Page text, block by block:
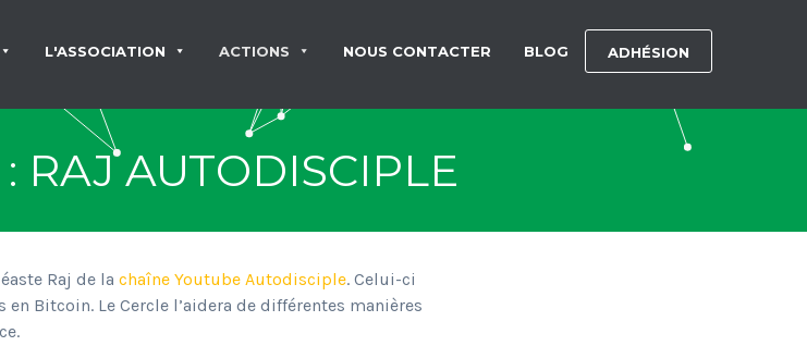
L'ASSOCIATION ACTIONS NOUS CONTACTER BLOG ADHÉSION
RAJ AUTODISCIPLE
Raj de la chaîne Youtube Autodisciple. Celui-ci
Bitcoin. Le Cercle l’aidera de différentes manières